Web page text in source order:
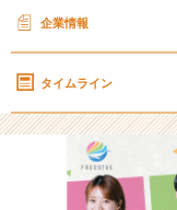
企業情報
タイムライン